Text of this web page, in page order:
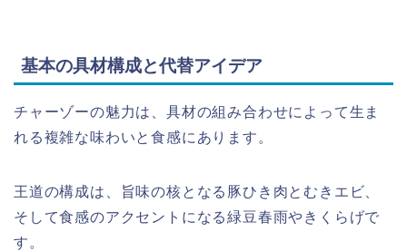
基本の具材構成と代替アイデア
チャーゾーの魅力は、具材の組み合わせによって生ま
れる複雑な味わいと食感にあります。
王道の構成は、旨味の核となる豚ひき肉とむきエビ、
そして食感のアクセントになる緑豆春雨やきくらげで
す。